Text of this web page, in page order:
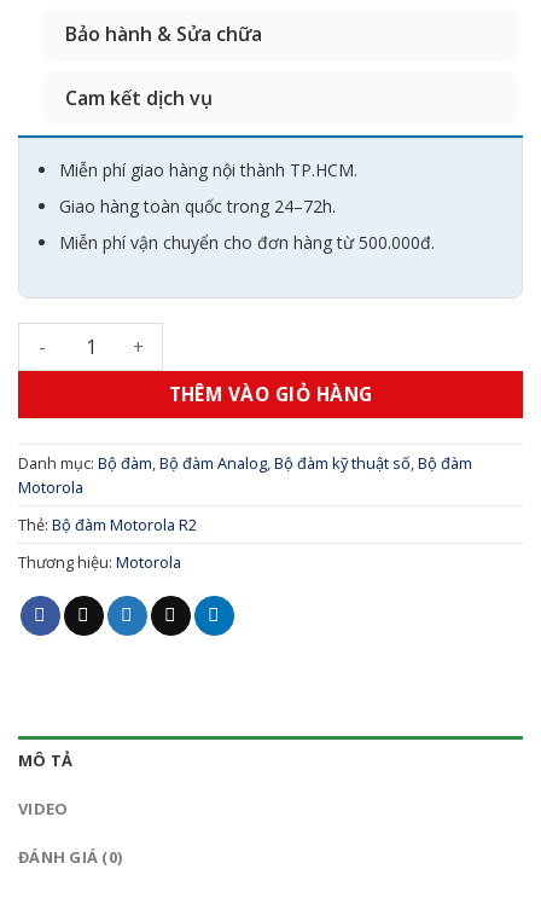
Bảo hành & Sửa chữa
Cam kết dịch vụ
Miễn phí giao hàng nội thành TP.HCM.
Giao hàng toàn quốc trong 24–72h.
Miễn phí vận chuyển cho đơn hàng từ 500.000đ.
Bộ đàm Motorola R2 số lượng
THÊM VÀO GIỎ HÀNG
Danh mục: Bộ đàm,Bộ đàm Analog,Bộ đàm kỹ thuật số,Bộ đàm
Motorola
Thẻ: Bộ đàm Motorola R2
Thương hiệu: Motorola
MÔ TẢ
VIDEO
ĐÁNH GIÁ (0)